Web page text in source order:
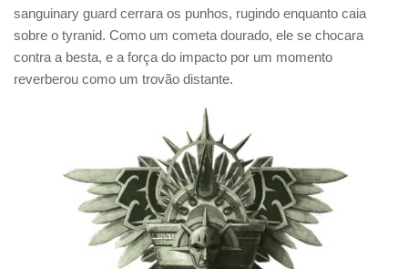
sanguinary guard cerrara os punhos, rugindo enquanto caia
sobre o tyranid. Como um cometa dourado, ele se chocara
contra a besta, e a força do impacto por um momento
reverberou como um trovão distante.